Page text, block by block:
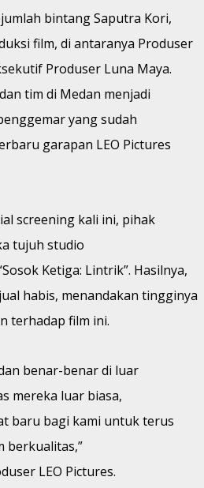
bintang Saputra Kori,
film, di antaranya Produser
Produser Luna Maya.
tim di Medan menjadi
yang sudah
garapan LEO Pictures
screening kali ini, pihak
tujuh studio
Ketiga: Lintrik”. Hasilnya,
habis, menandakan tingginya
terhadap film ini.
benar-benar di luar
mereka luar biasa,
baru bagi kami untuk terus
berkualitas,”
LEO Pictures.